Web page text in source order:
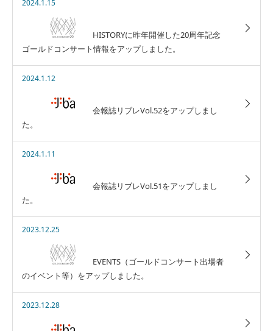
2024.1.15
HISTORYに昨年開催した20周年記念
ゴールドコンサート情報をアップしました。
2024.1.12
会報誌リブレVol.52をアップしまし
た。
2024.1.11
会報誌リブレVol.51をアップしまし
た。
2023.12.25
EVENTS（ゴールドコンサート出場者
のイベント等）をアップしました。
2023.12.28